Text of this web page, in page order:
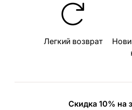
Легкий возврат
Скидка 10% на